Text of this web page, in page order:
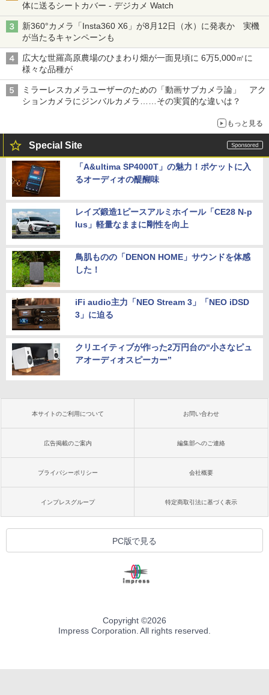
体に送るシートカバー - デジカメ Watch
新360°カメラ「Insta360 X6」が8月12日（水）に発表か 実機
が当たるキャンペーンも
広大な世羅高原農場のひまわり畑が一面見頃に 6万5,000㎡に
様々な品種が
ミラーレスカメラユーザーのための「動画サブカメラ論」 アク
ションカメラにジンバルカメラ……その実質的な違いは？
もっと見る
Special Site
「A&ultima SP4000T」の魅力！ポケットに入
るオーディオの醍醐味
レイズ鍛造1ピースアルミホイール「CE28 N-p
lus」軽量なままに剛性を向上
鳥肌ものの「DENON HOME」サウンドを体感
した！
iFi audio主力「NEO Stream 3」「NEO iDSD
3」に迫る
クリエイティブが作った2万円台の“小さなピュ
アオーディオスピーカー”
本サイトのご利用について お問い合わせ
広告掲載のご案内 編集部へのご連絡
プライバシーポリシー 会社概要
インプレスグループ 特定商取引法に基づく表示
PC版で見る
Copyright ©2026
Impress Corporation. All rights reserved.